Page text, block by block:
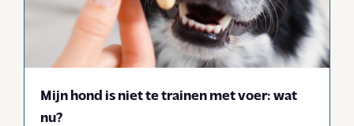
Mijn hond is niet te trainen met voer: wat
nu?